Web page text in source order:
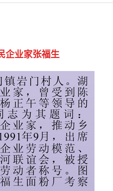
企业家张福生